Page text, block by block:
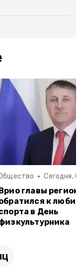
Сегодня,
главы региона
к
в День